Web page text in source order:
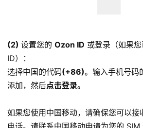
(2) 设置您的 Ozon ID 或登录（如果
ID）：
选择中国的代码(+86)。输入手机号码
添加，然后点击登录。
如果您使用中国移动，请确保您可以接
电话。请联系中国移动申请为您的 SIM